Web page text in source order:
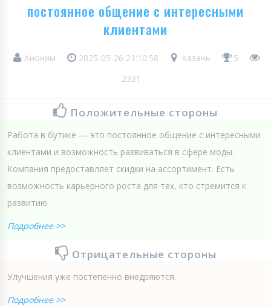
постоянное общение с интересными
клиентами
Аноним 2025-05-26 21:10:58 Казань
5
2331
Положительные стороны
Работа в бутике — это постоянное общение с интересными
клиентами и возможность развиваться в сфере моды.
Компания предоставляет скидки на ассортимент. Есть
возможность карьерного роста для тех, кто стремится к
развитию.
Подробнее >>
Отрицательные стороны
Улучшения уже постепенно внедряются.
Подробнее >>